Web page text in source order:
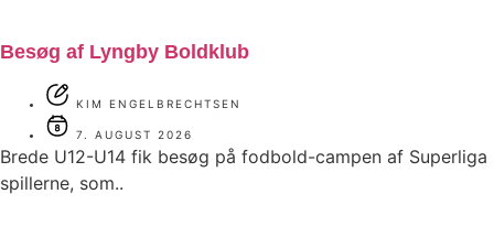
Besøg af Lyngby Boldklub
KIM ENGELBRECHTSEN
7. AUGUST 2026
Brede U12-U14 fik besøg på fodbold-campen af Superliga
spillerne, som..